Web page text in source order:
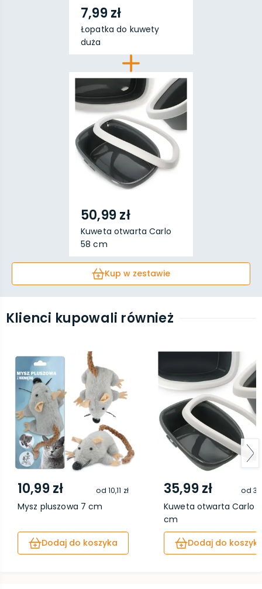
7,99 zł
Łopatka do kuwety
duża
50,99 zł
Kuweta otwarta Carlo
58 cm
Kup w zestawie
Klienci kupowali również
10,99 zł od 10,11 zł
Mysz pluszowa 7 cm
Dodaj do koszyka
35,99 zł od
Kuweta otwarta Carlo
cm
Dodaj do